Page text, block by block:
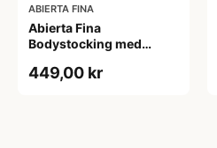
ABIERTA FINA
Abierta Fina
Bodystocking med
449,00 kr